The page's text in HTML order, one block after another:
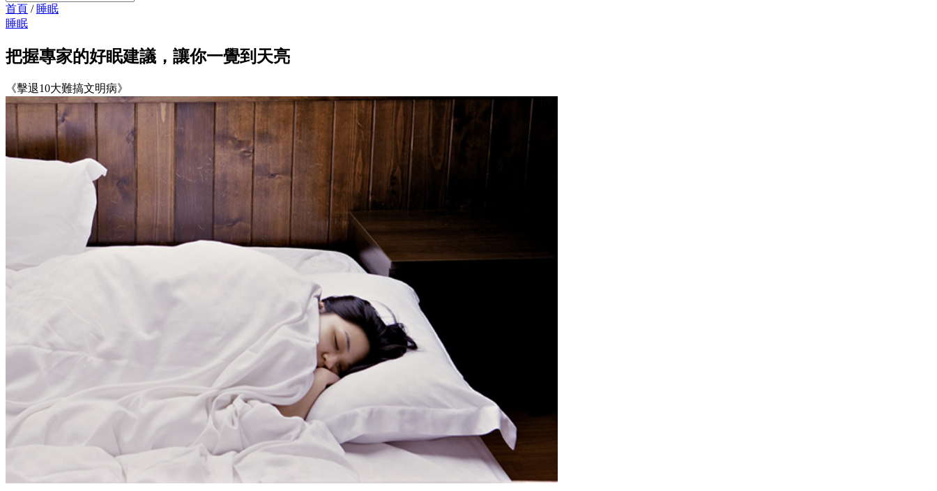
首頁 / 睡眠
睡眠
把握專家的好眠建議，讓你一覺到天亮
《擊退10大難搞文明病》